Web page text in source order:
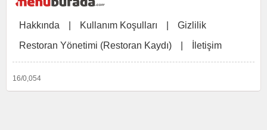
Hakkında Kullanım Koşulları
Gizlilik
Restoran Yönetimi (Restoran Kaydı)
İletişim
16/0,054